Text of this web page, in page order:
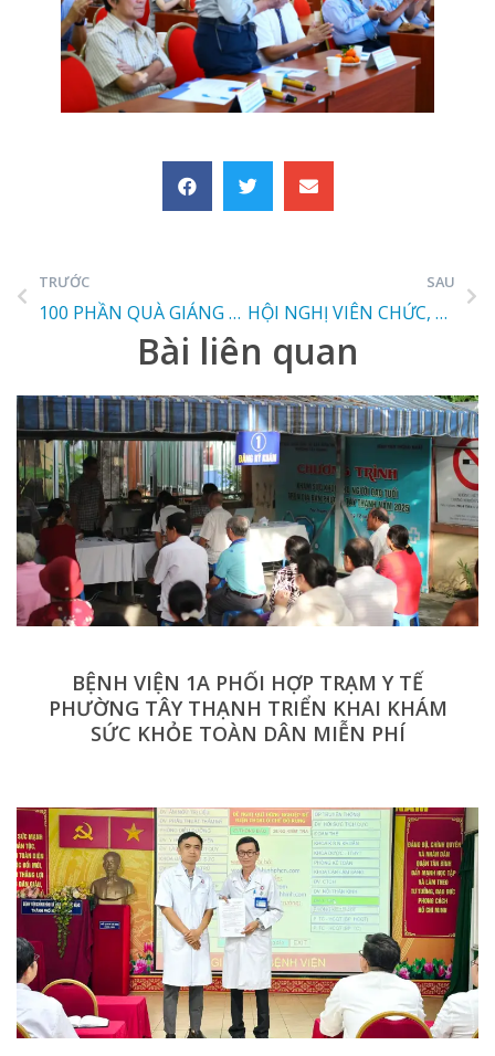
TRƯỚC
100 PHẦN QUÀ GIÁNG SINH ĐƯỢC TRAO TẶNG CHO BỆNH NHI, BỆNH NHÂN CÓ HOÀN CẢNH KHÓ KHĂN ĐANG ĐIỀU TRỊ TẠI BỆNH VIỆN 1A
SAU
HỘI NGHỊ VIÊN CHỨC, NGƯỜI LAO ĐỘNG BỆNH VIỆN 1A NĂM 2025
Bài liên quan
BỆNH VIỆN 1A PHỐI HỢP TRẠM Y TẾ
PHƯỜNG TÂY THẠNH TRIỂN KHAI KHÁM
SỨC KHỎE TOÀN DÂN MIỄN PHÍ